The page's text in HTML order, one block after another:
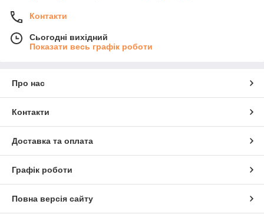
Контакти
Сьогодні вихідний
Показати весь графік роботи
Про нас
Контакти
Доставка та оплата
Графік роботи
Повна версія сайту